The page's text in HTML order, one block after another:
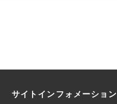
サイトインフォメーション